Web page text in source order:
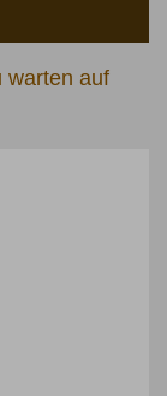
warten auf